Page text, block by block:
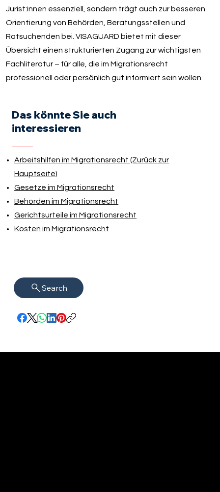
Jurist:innen essenziell, sondern trägt auch zur besseren
Orientierung von Behörden, Beratungsstellen und
Ratsuchenden bei. VISAGUARD bietet mit dieser
Übersicht einen strukturierten Zugang zur wichtigsten
Fachliteratur – für alle, die im Migrationsrecht
professionell oder persönlich gut informiert sein wollen.
Das könnte Sie auch
interessieren
Arbeitshilfen im Migrationsrecht (Zurück zur
Hauptseite)
Gesetze im Migrationsrecht
Behörden im Migrationsrecht
Gerichtsurteile im Migrationsrecht
Kosten im Migrationsrecht
Search